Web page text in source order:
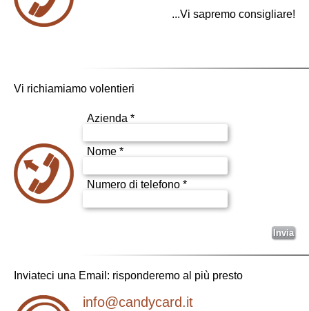
...Vi sapremo consigliare!
Vi richiamiamo volentieri
Azienda *
Nome *
Numero di telefono *
Inviateci una Email: risponderemo al più presto
info@candycard.it